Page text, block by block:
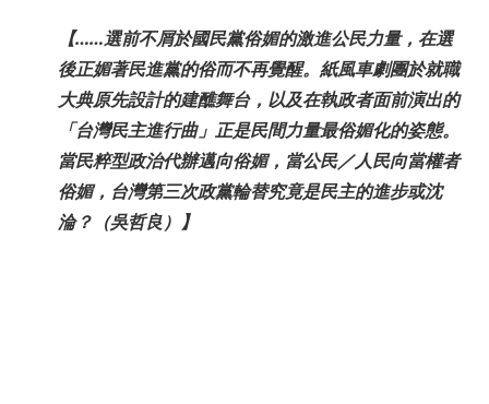
【……選前不屑於國民黨俗媚的激進公民力量，在選
後正媚著民進黨的俗而不再覺醒。紙風車劇團於就職
大典原先設計的建醮舞台，以及在執政者面前演出的
「台灣民主進行曲」正是民間力量最俗媚化的姿態。
當民粹型政治代辦邁向俗媚，當公民／人民向當權者
俗媚，台灣第三次政黨輪替究竟是民主的進步或沈
淪？（吳哲良）】